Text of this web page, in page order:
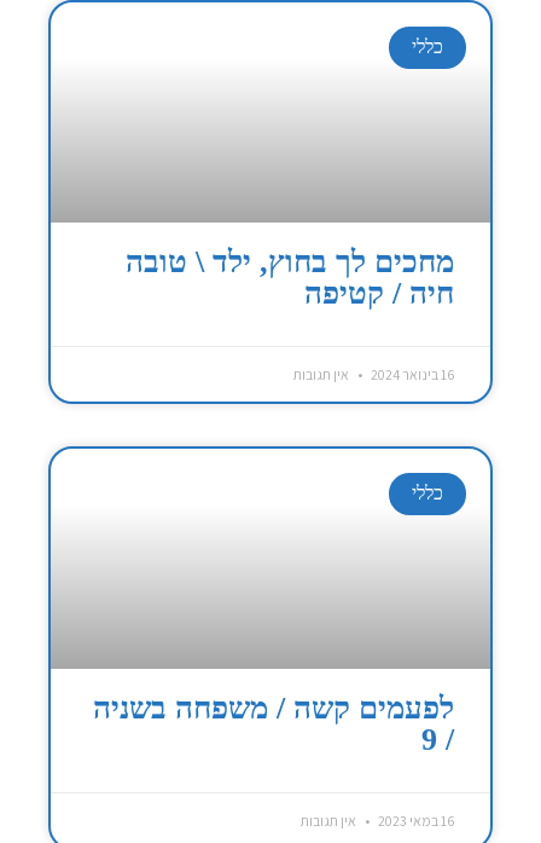
כללי
מחכים לך בחוץ, ילד \ טובה
חיה / קטיפה
16 בינואר 2024 אין תגובות
כללי
לפעמים קשה / משפחה בשניה
/ 9
16 במאי 2023 אין תגובות